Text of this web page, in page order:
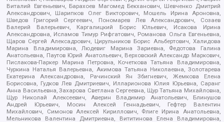
Виталий Евгеньевич, Барахоев Магомед Бекханович, Шевченко Дмитрий
Александрович, Шарипков Олег Викторович, Мошель Ирина Ароновна,
Шведов Григорий Сергеевич, Пономарев Лев Александрович, Созаев
Валерий Валерьевич, Каргалицкий Борис Юльевич, Исакова Ирина
Александровна, Исламов Тимур Рифгатович, Романова Ольга Евгеньевна,
Щаров Сергей Алексадрович, Цирульников Борис Альбертович, Халидова
Марина Владимировна, Людевиг Марина Зариевна, Федотова Галина
Анатольевна, Паутов Юрий Анатольевич, Верховский Александр Маркович,
Пислакова-Паркер Марина Петровна, Кочеткова Татьяна Владимировна,
Чуркина Наталья Валерьевна, Акимова Татьяна Николаевна, Золотарева
Екатерина Александровна, Рачинский Ян Збигневич, Жемкова Елена
Борисовна, Гудков Лев Дмитриевич, Илларионова Юлия Юрьевна, Саранг
Анна Васильевна, Захарова Светлана Сергеевна, Щур Татьяна Михайловна,
Щур Николай Алексеевич, Аверин Владимир Анатольевич, Блинушов
Андрей Юрьевич, Мосин Алексей Геннадьевич, Гефтер Валентин
Михайлович, Симонов Алексей Кириллович, Флиге Ирина Анатольевна,
Мельникова Валентина Дмитриевна, Вититинова Елена Владимировна,